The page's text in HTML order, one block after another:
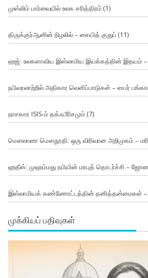
முஸ்லிம் பார்வையில் உலக சரித்திரம்(1)
திருக்குர்ஆனின் நிழலில் – சையித் குதுப் (11)
ஹஜ்: உலகளாவிய இஸ்லாமிய இயக்கத்தின் இதயம்
நபிவரலாற்றில் அதிகார வெளிப்பாடுகள் – ஸபர்
நாசகார ISIS-ம் தக்ஃபீரிசமும்(7)
மௌலானா மௌதூதி: ஒரு விரிவான அறிமுகம் –
ஹதீஸ்: முஹம்மது நபியின் மரபுத் தொடர்ச்சி –
இஸ்லாமியக் கண்ணோட்டத்தின் தனித்தன்மைகள் –
முக்கியப் பதிவுகள்